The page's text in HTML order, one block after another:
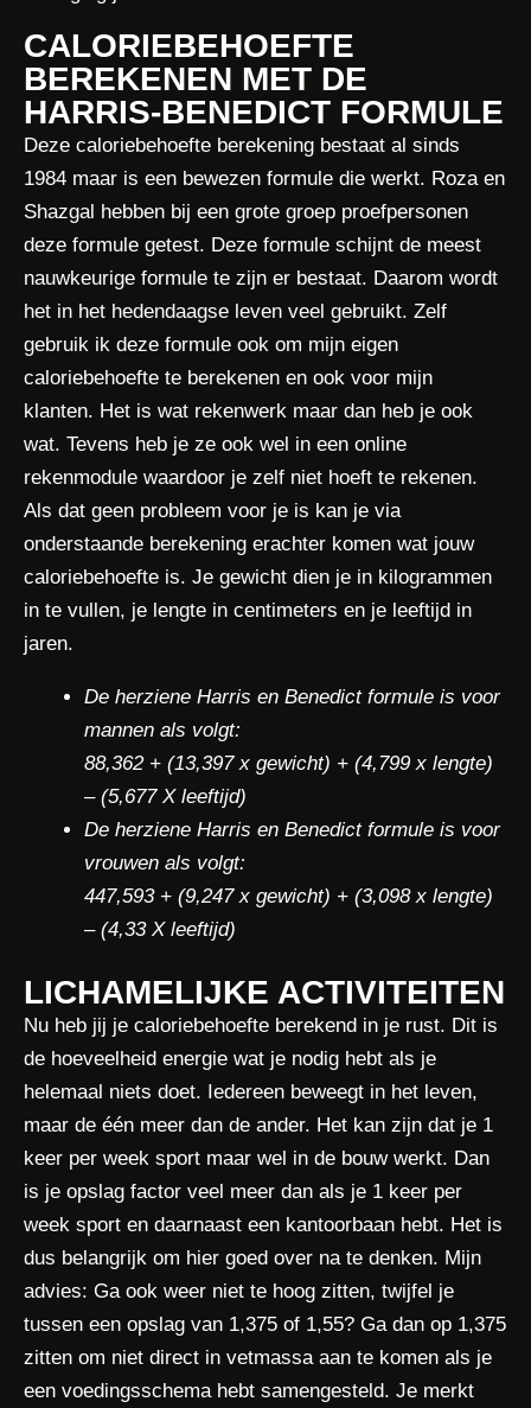
CALORIEBEHOEFTE
BEREKENEN MET DE
HARRIS-BENEDICT FORMULE
Deze caloriebehoefte berekening bestaat al sinds
1984 maar is een bewezen formule die werkt. Roza en
Shazgal hebben bij een grote groep proefpersonen
deze formule getest. Deze formule schijnt de meest
nauwkeurige formule te zijn er bestaat. Daarom wordt
het in het hedendaagse leven veel gebruikt. Zelf
gebruik ik deze formule ook om mijn eigen
caloriebehoefte te berekenen en ook voor mijn
klanten. Het is wat rekenwerk maar dan heb je ook
wat. Tevens heb je ze ook wel in een online
rekenmodule waardoor je zelf niet hoeft te rekenen.
Als dat geen probleem voor je is kan je via
onderstaande berekening erachter komen wat jouw
caloriebehoefte is. Je gewicht dien je in kilogrammen
in te vullen, je lengte in centimeters en je leeftijd in
jaren.
De herziene Harris en Benedict formule is voor
mannen als volgt:
88,362 + (13,397 x gewicht) + (4,799 x lengte)
– (5,677 X leeftijd)
De herziene Harris en Benedict formule is voor
vrouwen als volgt:
447,593 + (9,247 x gewicht) + (3,098 x lengte)
– (4,33 X leeftijd)
LICHAMELIJKE ACTIVITEITEN
Nu heb jij je caloriebehoefte berekend in je rust. Dit is
de hoeveelheid energie wat je nodig hebt als je
helemaal niets doet. Iedereen beweegt in het leven,
maar de één meer dan de ander. Het kan zijn dat je 1
keer per week sport maar wel in de bouw werkt. Dan
is je opslag factor veel meer dan als je 1 keer per
week sport en daarnaast een kantoorbaan hebt. Het is
dus belangrijk om hier goed over na te denken. Mijn
advies: Ga ook weer niet te hoog zitten, twijfel je
tussen een opslag van 1,375 of 1,55? Ga dan op 1,375
zitten om niet direct in vetmassa aan te komen als je
een voedingsschema hebt samengesteld. Je merkt